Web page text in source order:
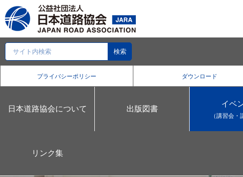
プライバシーポリシー ダウンロード
日本道路協会について 出版図書
イベ
（講習会・
リンク集